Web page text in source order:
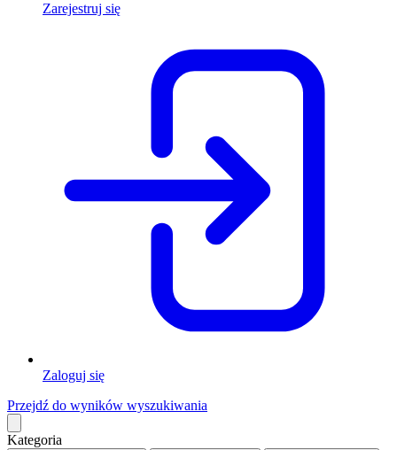
Zarejestruj się
Zaloguj się
Przejdź do wyników wyszukiwania
Kategoria